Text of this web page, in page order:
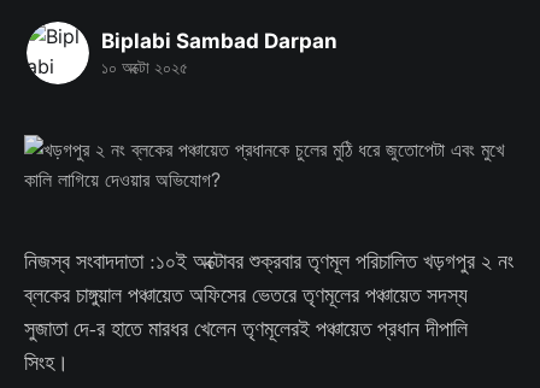
Biplabi Sambad Darpan
১০ অক্টো ২০২৫
নিজস্ব সংবাদদাতা :১০ই অক্টোবর শুক্রবার তৃণমূল পরিচালিত খড়গপুর ২ নং
ব্লকের চাঙ্গুয়াল পঞ্চায়েত অফিসের ভেতরে তৃণমূলের পঞ্চায়েত সদস্য
সুজাতা দে-র হাতে মারধর খেলেন তৃণমূলেরই পঞ্চায়েত প্রধান দীপালি
সিংহ।